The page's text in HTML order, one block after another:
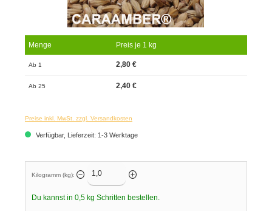
Menge Preis je 1 kg
Ab 1 2,80 €
Ab 25 2,40 €
Preise inkl. MwSt. zzgl. Versandkosten
Verfügbar, Lieferzeit: 1-3 Werktage
Kilogramm (kg):
Du kannst in 0,5 kg Schritten bestellen.